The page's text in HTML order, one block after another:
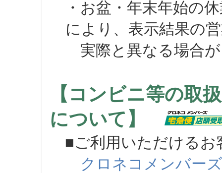
・お盆・年末年始の
により、表示結果の
実際と異なる場合が
【コンビニ等の取
について】
■ご利用いただけるお
クロネコメンバーズ